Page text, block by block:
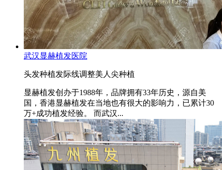
武汉显赫植发医院
头发种植发际线调整美人尖种植
显赫植发创办于1988年，品牌拥有33年历史，源自美
国，香港显赫植发在当地也有很大的影响力，已累计30
万+成功植发经验。 而武汉...